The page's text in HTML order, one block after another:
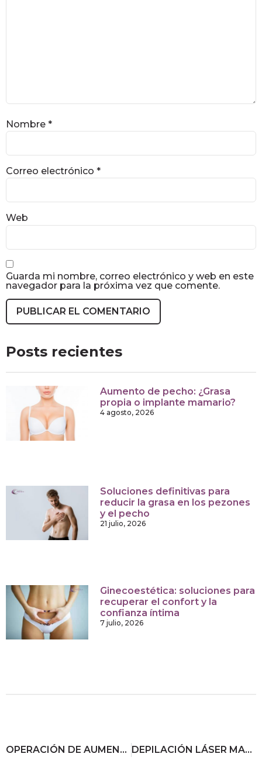
Nombre *
Correo electrónico *
Web
Guarda mi nombre, correo electrónico y web en este
navegador para la próxima vez que comente.
Posts recientes
Aumento de pecho: ¿Grasa
propia o implante mamario?
4 agosto, 2026
Soluciones definitivas para
reducir la grasa en los pezones
y el pecho
21 julio, 2026
Ginecoestética: soluciones para
recuperar el confort y la
confianza íntima
7 julio, 2026
OPERACIÓN DE AUMENTO DE PECHOS Y MEJORA DE LA AUTOESTIMA: ¿CUÁL ES LA RELACIÓN? DEPILACIÓN LÁSER MASCULINA: ¿QUÉ HAY QUE TENER EN CUENTA?